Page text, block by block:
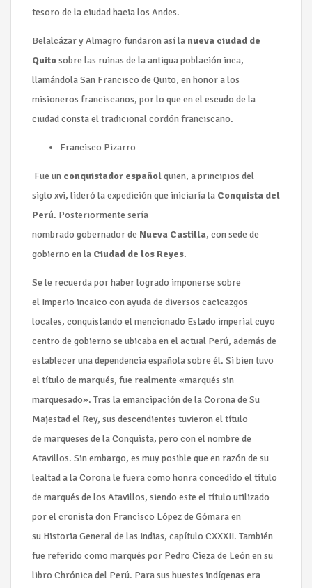
tesoro de la ciudad hacia los Andes.
Belalcázar y Almagro fundaron así la nueva ciudad de
Quitosobre las ruinas de la antigua población inca,
llamándola San Francisco de Quito, en honor a los
misioneros franciscanos, por lo que en el escudo de la
ciudad consta el tradicional cordón franciscano.
Francisco Pizarro
Fue un conquistador españolquien, a principios del
siglo xvi, lideró la expedición que iniciaría la Conquista del
Perú. Posteriormente sería
nombrado gobernador de Nueva Castilla, con sede de
gobierno en la Ciudad de los Reyes.
Se le recuerda por haber logrado imponerse sobre
el Imperio incaico con ayuda de diversos cacicazgos
locales, conquistando el mencionado Estado imperial cuyo
centro de gobierno se ubicaba en el actual Perú, además de
establecer una dependencia española sobre él. Si bien tuvo
el título de marqués, fue realmente «marqués sin
marquesado». Tras la emancipación de la Corona de Su
Majestad el Rey, sus descendientes tuvieron el título
de marqueses de la Conquista, pero con el nombre de
Atavillos.​ Sin embargo, es muy posible que en razón de su
lealtad a la Corona le fuera como honra concedido el título
de marqués de los Atavillos, siendo este el título utilizado
por el cronista don Francisco López de Gómara en
su Historia General de las Indias, capítulo CXXXII. También
fue referido como marqués por Pedro Cieza de León en su
libro Chrónica del Perú. Para sus huestes indígenas era